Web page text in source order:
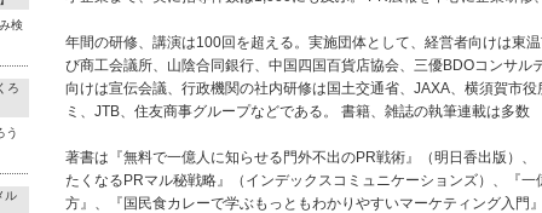
検
ろ
う
ル
年間の研修、講演は100回を超える。実施団体として、経営者向けは東
び商工会議所、山陰合同銀行、中国四国百貨店協会、三優BDOコンサル
向けは宣伝会議、行政機関の社内研修は国土交通省、JAXA、横須賀市
ミ、JTB、住友商事グループなどである。 書籍、雑誌の執筆連載は多数
著書は『無料で一億人に知らせる門外不出のPR戦術』（明日香出版）
たくなるPRマル秘戦略』（インデックスコミュニケーションズ）、『
方』、『国民食カレーで学ぶもっともわかりやすいマーケティング入門